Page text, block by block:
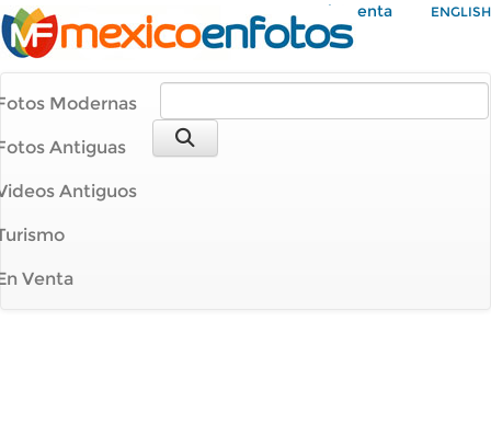
Mi Cuenta ENGLISH
Modernas
Antiguas
Antiguos
Venta